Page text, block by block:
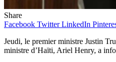
Share
Facebook Twitter LinkedIn
Jeudi, le premier ministre Justin
ministre d’Haïti, Ariel Henry, a